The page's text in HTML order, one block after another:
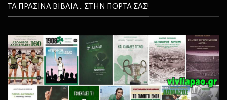
ΤΑ ΠΡΑΣΙΝΑ ΒΙΒΛΙΑ... ΣΤΗΝ ΠΟΡΤΑ ΣΑΣ!